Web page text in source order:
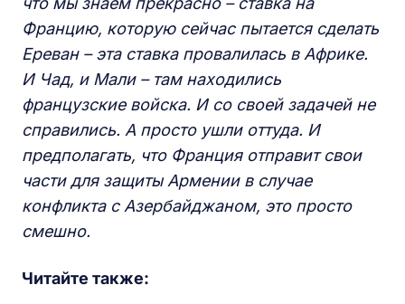
Францию, которую сейчас пытается сделать
Ереван – эта ставка провалилась в Африке.
И Чад, и Мали – там находились
французские войска. И со своей задачей не
справились. А просто ушли оттуда. И
предполагать, что Франция отправит свои
части для защиты Армении в случае
конфликта с Азербайджаном, это просто
смешно.
Читайте также: